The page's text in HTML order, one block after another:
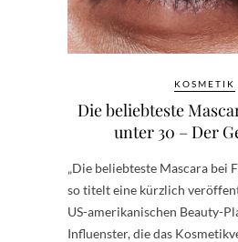
KOSMETIK
Die beliebteste
unter 30 – Der
„Die beliebteste Mascara bei
so titelt eine kürzlich
US-amerikanischen Beauty-
Influenster, die das